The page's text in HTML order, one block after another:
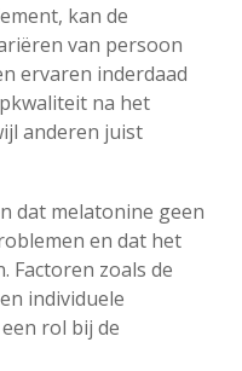
kan de
van persoon
ervaren inderdaad
na het
anderen juist
dat melatonine geen
en dat het
Factoren zoals de
individuele
rol bij de